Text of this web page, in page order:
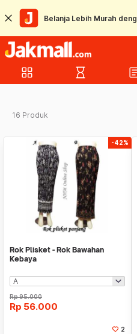
Belanja Lebih Murah
grid_view hourglass_empty
16 Produk
-42%
Rok Plisket - Rok Bawahan
Kebaya
Rp95.000
Rp 56.000
2